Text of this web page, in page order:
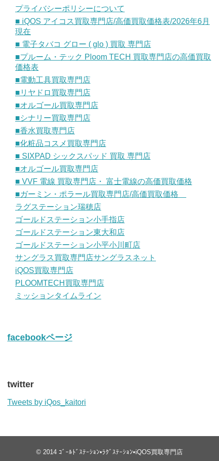
プライバシーポリシーについて
■ iQOS アイコス買取専門店/高価買取価格表/2026年6月
現在
■ 電子タバコ グロー ( glo ) 買取 専門店
■プルーム・テック Ploom TECH 買取専門店の高価買取
価格表
■電動工具買取専門店
■リヤドロ買取専門店
■オルゴール買取専門店
■シナリー買取専門店
■香水買取専門店
■化粧品コスメ買取専門店
■ SIXPAD シックスパッド 買取 専門店
■オルゴール買取専門店
■ VVF 電線 買取専門店・ 富士電線の高価買取価格
■ガーミン・ポラール買取専門店/高価買取価格
ラグステーション瑞穂店
ゴールドステーション小手指店
ゴールドステーション東大和店
ゴールドステーション小平小川町店
サングラス買取専門店サングラスネット
iQOS買取専門店
PLOOMTECH買取専門店
ミッションタイムライン
facebookページ
twitter
Tweets by iQos_kaitori
© 2014 ｺﾞｰﾙﾄﾞｽﾃｰｼｮﾝ•ﾗｸﾞｽﾃｰｼｮﾝ•iQOS買取専門店